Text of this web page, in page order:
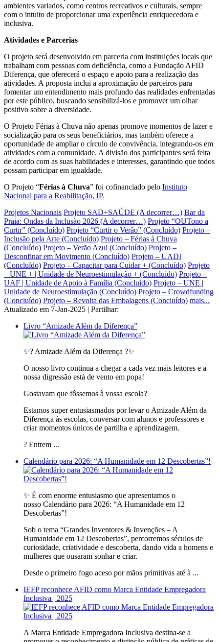
ambientes variados, como centros recreativos e culturais, sempre
com o intuito de proporcionar uma experiência enriquecedora e
inclusiva.
Atividades e Parcerias
O projeto será desenvolvido em parceria com instituições locais que
trabalham com pessoas com deficiência, como a Fundação AFID
Diferença, que oferecerá o espaço e apoio para a realização das
atividades. A proposta inclui a aproximação de parceiros para
fomentar um entendimento mais profundo das realidades enfrentadas
por este público, buscando sensibilizá-los e promover um olhar
positivo sobre a diversidade.
O Projeto Férias à Chuva não apenas promove momentos de lazer e
socialização para os seus beneficiários, mas também oferece a
oportunidade de ampliar o círculo de convivência, integrando-os em
atividades com a comunidade. A divisão dos participantes será feita
de acordo com as suas habilidades e interesses, garantindo que todos
possam participar em igualdade.
O Projeto “Férias à Chuva” foi cofinanciado pelo Instituto
Nacional para a Reabilitação, IP.
Projetos Nacionais Projeto SAD+SAÚDE (A decorrer…) Bar da
Praia: Ondas da Inclusão 2026 (A decorrer…) Projeto “OUTono a
Curtir” (Concluído) Projeto “Curtir o Verão” (Concluído) Projeto –
Inclusão pela Arte (Concluído) Projeto – Férias à Chuva
(Concluído) Projeto – Verão Azul (Concluído) Projeto –
Desconfinar em Movimento (Concluído) Projeto – UADI
(Concluído) Projeto – Capacitar para Cuidar + (Concluído) Projeto
– UNE + | Unidade de Neuroestimulação + (Concluído) Projeto –
UAF | Unidade de Apoio à Família (Concluído) Projeto – UNE |
Unidade de Neuroestimulação (Concluído) Projeto – Crowdfunding
(Concluído) Projeto – Revolta das Embalagens (Concluído) mais...
Atualizado em 7-Jan-2025 | Partilhar:
Livro “Amizade Além da Diferença”
✨? Amizade Além da Diferença ?✨
O nosso livro continua a chegar a cada vez mais leitores e a
nossa digressão está de vento em popa!
Gostavam que fôssemos à vossa escola?
Estamos super entusiasmados por levar o Amizade Além da
Diferença às escolas, conversar com alunos e professores e
criar momentos únicos de partilha e aprendizagem.
? Entrem ...
Calendário para 2026: “A Humanidade em 12 Descobertas”!
✨ É com enorme entusiasmo que apresentamos o
nosso Calendário para 2026: “A Humanidade em 12
Descobertas”!
Sob o tema “Grandes Inventores & Invenções – A
Humanidade em 12 Descobertas”, percorremos séculos de
curiosidade, criatividade e descoberta, dando vida a homens e
mulheres que ousaram sonhar e criar.
Desde o primeiro fogo aceso por mãos primitivas até à ...
IEFP reconhece AFID como Marca Entidade Empregadora
Inclusiva | 2025
A Marca Entidade Empregadora Inclusiva destina-se a